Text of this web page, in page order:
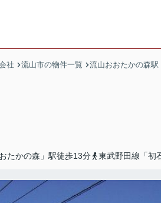
社 流山市の物件一覧 流山おおたかの森駅
たかの森」駅徒歩13分
東武野田線「初